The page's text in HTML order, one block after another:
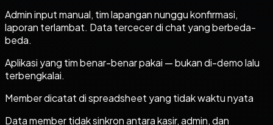
Admin input manual, tim lapangan nunggu konfirmasi,
laporan terlambat. Data tercecer di chat yang berbeda-
beda.
Aplikasi yang tim benar-benar pakai — bukan di-demo lalu
terbengkalai.
Member dicatat di spreadsheet yang tidak waktu nyata
Data member tidak sinkron antara kasir, admin, dan